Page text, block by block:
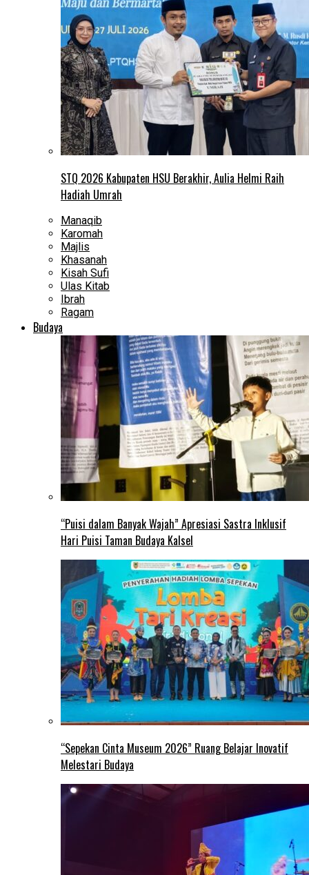
STQ 2026 Kabupaten HSU Berakhir, Aulia Helmi Raih
Hadiah Umrah
Manaqib
Karomah
Majlis
Khasanah
Kisah Sufi
Ulas Kitab
Ibrah
Ragam
Budaya
“Puisi dalam Banyak Wajah” Apresiasi Sastra Inklusif
Hari Puisi Taman Budaya Kalsel
“Sepekan Cinta Museum 2026” Ruang Belajar Inovatif
Melestari Budaya